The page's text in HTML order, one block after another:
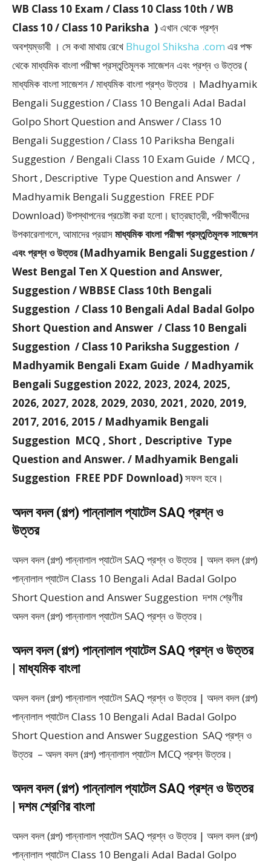
WB Class 10 Exam / Class 10 Class 10th / WB
Class 10 / Class 10 Pariksha )এখান থেকে প্রশ্ন
অবশ্যম্ভাবী । সে কথা মাথায় রেখে Bhugol Shiksha .com এর পক্ষ
থেকে মাধ্যমিক বাংলা পরীক্ষা প্রস্তুতিমূলক সাজেশন এবং প্রশ্ন ও উত্তর (
মাধ্যমিক বাংলা সাজেশন / মাধ্যমিক বাংলা প্রশ্ও উত্তর । Madhyamik
Bengali Suggestion / Class 10 Bengali Adal Badal
Golpo Short Question and Answer / Class 10
Bengali Suggestion / Class 10 Pariksha Bengali
Suggestion / Bengali Class 10 Exam Guide / MCQ ,
Short , Descriptive Type Question and Answer /
Madhyamik Bengali Suggestion FREE PDF
Download) উপস্থাপনের প্রচেষ্টা করা হলাে। ছাত্রছাত্রী, পরীক্ষার্থীদের
উপকারেলাগলে, আমাদের প্রয়াসমাধ্যমিক বাংলা পরীক্ষা প্রস্তুতিমূলক সাজেশন
এবং প্রশ্ন ও উত্তর (Madhyamik Bengali Suggestion /
West Bengal Ten X Question and Answer,
Suggestion / WBBSE Class 10th Bengali
Suggestion / Class 10 Bengali Adal Badal Golpo
Short Question and Answer / Class 10 Bengali
Suggestion / Class 10 Pariksha Suggestion /
Madhyamik Bengali Exam Guide / Madhyamik
Bengali Suggestion 2022, 2023, 2024, 2025,
2026, 2027, 2028, 2029, 2030, 2021, 2020, 2019,
2017, 2016, 2015 / Madhyamik Bengali
Suggestion MCQ , Short , Descriptive Type
Question and Answer. / Madhyamik Bengali
Suggestion FREE PDF Download)সফল হবে।
অদল বদল (গল্প) পান্নালাল প্যাটেল SAQ প্রশ্ন ও
উত্তর
অদল বদল (গল্প) পান্নালাল প্যাটেল SAQ প্রশ্ন ও উত্তর | অদল বদল (গল্প)
পান্নালাল প্যাটেল Class 10 Bengali Adal Badal Golpo
Short Question and Answer Suggestion দশম শ্রেণীর
অদল বদল (গল্প) পান্নালাল প্যাটেল SAQ প্রশ্ন ও উত্তর।
অদল বদল (গল্প) পান্নালাল প্যাটেল SAQ প্রশ্ন ও উত্তর
| মাধ্যমিক বাংলা
অদল বদল (গল্প) পান্নালাল প্যাটেল SAQ প্রশ্ন ও উত্তর | অদল বদল (গল্প)
পান্নালাল প্যাটেল Class 10 Bengali Adal Badal Golpo
Short Question and Answer Suggestion SAQ প্রশ্ন ও
উত্তর – অদল বদল (গল্প) পান্নালাল প্যাটেল MCQ প্রশ্ন উত্তর।
অদল বদল (গল্প) পান্নালাল প্যাটেল SAQ প্রশ্ন ও উত্তর
| দশম শ্রেণির বাংলা
অদল বদল (গল্প) পান্নালাল প্যাটেল SAQ প্রশ্ন ও উত্তর | অদল বদল (গল্প)
পান্নালাল প্যাটেল Class 10 Bengali Adal Badal Golpo